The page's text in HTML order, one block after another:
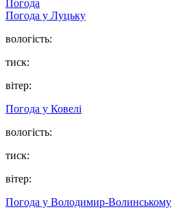
Погода
Погода у Луцьку
вологість:
тиск:
вітер:
Погода у Ковелі
вологість:
тиск:
вітер:
Погода у Володимир-Волинському